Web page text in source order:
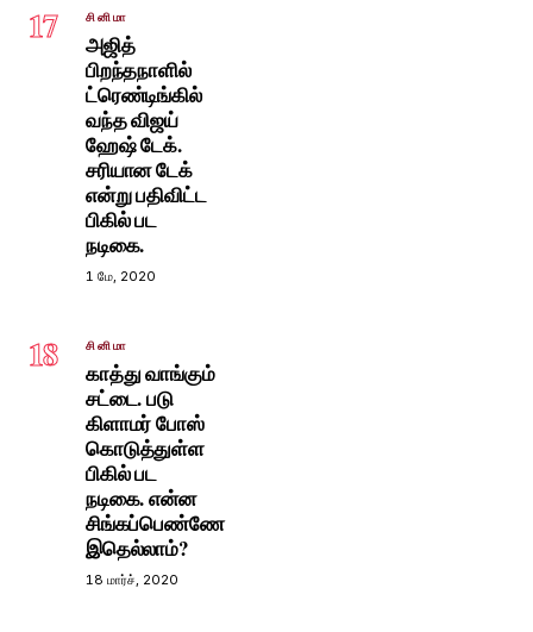
17 சினிமா
அஜித்
பிறந்தநாளில்
ட்ரெண்டிங்கில்
வந்த விஜய்
ஹேஷ் டேக்.
சரியான டேக்
என்று பதிவிட்ட
பிகில் பட
நடிகை.
1 மே, 2020
18 சினிமா
காத்து வாங்கும்
சட்டை. படு
கிளாமர் போஸ்
கொடுத்துள்ள
பிகில் பட
நடிகை. என்ன
சிங்கப்பெண்ணே
இதெல்லாம்?
18 மார்ச், 2020